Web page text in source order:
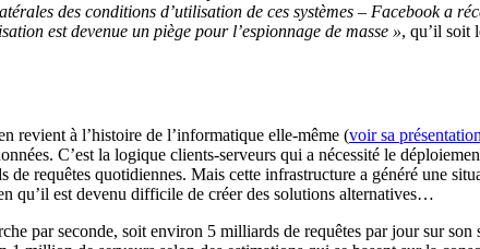
des conditions d’utilisation de ces systèmes – Facebook a
est devenue un piège pour l’espionnage de masse », qu’il soit
revient à l’histoire de l’informatique elle-même (voir sa
C’est la logique clients-serveurs qui a nécessité le
requêtes quotidiennes. Mais cette infrastructure a généré une
qu’il est devenu difficile de créer des solutions alternatives…
par seconde, soit environ 5 milliards de requêtes par jour sur son